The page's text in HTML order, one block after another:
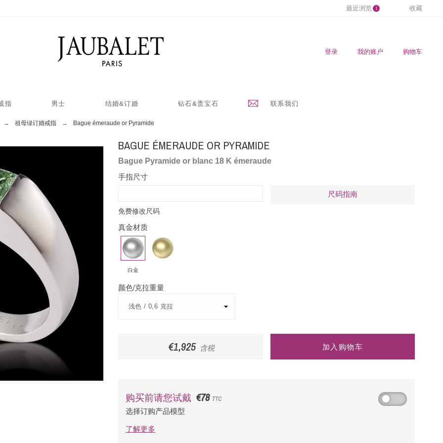
最近浏览 1 收藏
登录 我的账户 购物车
指 男士 结婚&订婚 钻石&贵宝石 联系我们
祖母绿订婚戒指 Bague émeraude or Pyramide
BAGUE ÉMERAUDE OR PYRAMIDE
Bague Pyramide or blanc 18 K émeraude
手指尺寸
免费修改尺码
尺码指南
真金材质
白
金
白金
黄
金
颜色/克拉重量
€1,925 含税 加入购物车
购买前请您试戴 €78 TTC
选择订购产品模型
了解更多